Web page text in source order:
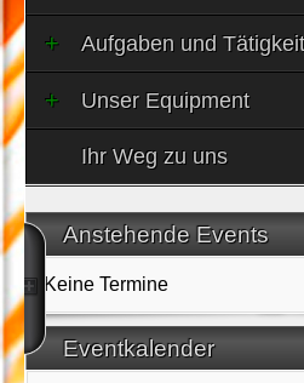
Aufgaben und
Unser Equipment
Ihr Weg zu uns
Anstehende Events
Keine Termine
Eventkalender